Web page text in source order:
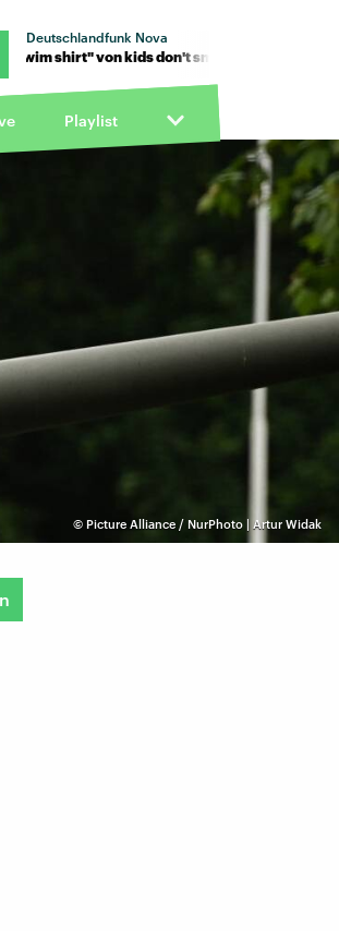
Deutschlandfunk Nova
von kids don't smoke · "Swim shirt" von
Playlist
© Picture Alliance / NurPhoto | Artur Widak